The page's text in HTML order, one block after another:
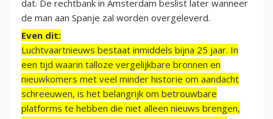
dat. De rechtbank in Amsterdam beslist later wanneer
de man aan Spanje zal worden overgeleverd.
Even dit:
Luchtvaartnieuws bestaat inmiddels bijna 25 jaar. In
een tijd waarin talloze vergelijkbare bronnen en
nieuwkomers met veel minder historie om aandacht
schreeuwen, is het belangrijk om betrouwbare
platforms te hebben die niet alleen nieuws brengen,